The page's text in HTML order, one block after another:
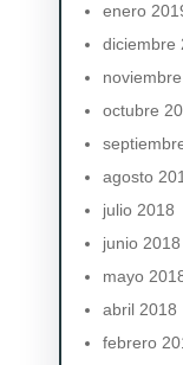
enero
diciembre
octubre
agosto
julio 2018
junio 2018
mayo
abril 2018
febrero